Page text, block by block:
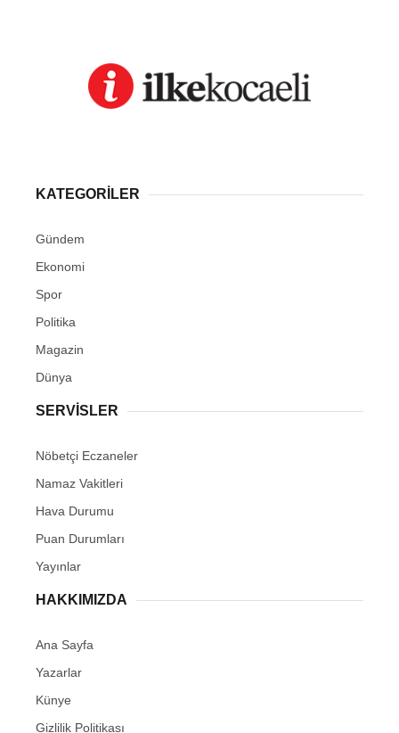
KATEGORİLER
Gündem
Ekonomi
Spor
Politika
Magazin
Dünya
SERVİSLER
Nöbetçi Eczaneler
Namaz Vakitleri
Hava Durumu
Puan Durumları
Yayınlar
HAKKIMIZDA
Ana Sayfa
Yazarlar
Künye
Gizlilik Politikası